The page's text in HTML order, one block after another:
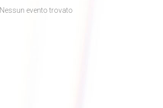
Nessun evento trovato